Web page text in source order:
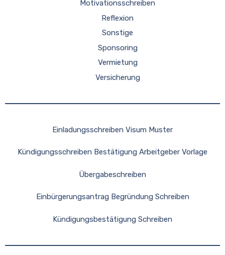
Motivationsschreiben
Reflexion
Sonstige
Sponsoring
Vermietung
Versicherung
Einladungsschreiben Visum Muster
Kündigungsschreiben Bestätigung Arbeitgeber Vorlage
Übergabeschreiben
Einbürgerungsantrag Begründung Schreiben
Kündigungsbestätigung Schreiben